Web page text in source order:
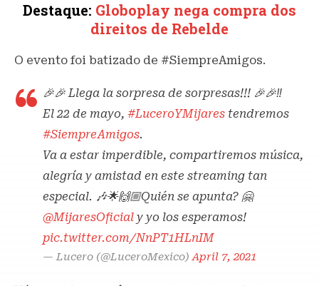
Destaque: Globoplay nega compra dos
direitos de Rebelde
O evento foi batizado de #SiempreAmigos.
🎉🎉 Llega la sorpresa de sorpresas!!! 🎉🎉‼️
El 22 de mayo, #LuceroYMijares tendremos
#SiempreAmigos.
Va a estar imperdible, compartiremos música,
alegría y amistad en este streaming tan
especial. 🎶🌟🙌🏼Quién se apunta? 🤗
@MijaresOficial y yo los esperamos!
pic.twitter.com/NnPT1HLnIM
— Lucero (@LuceroMexico)April 7, 2021